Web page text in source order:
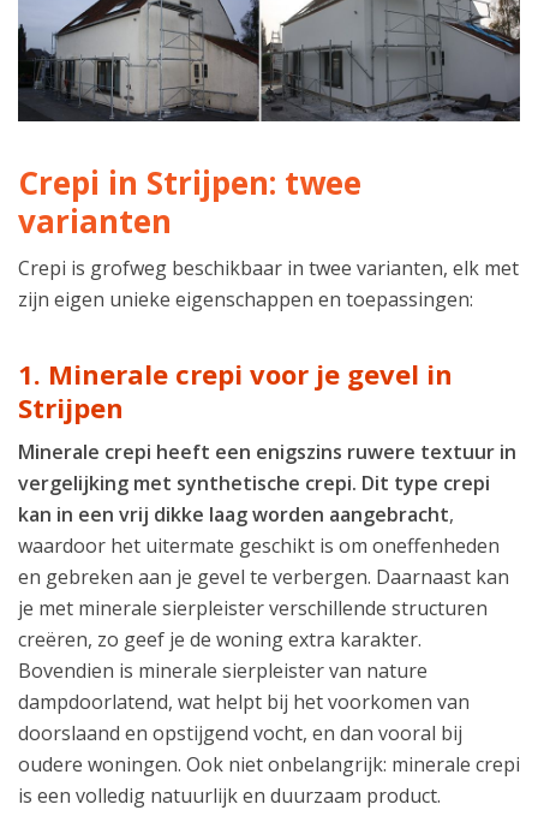
Crepi in Strijpen: twee
varianten
Crepi is grofweg beschikbaar in twee varianten, elk met
zijn eigen unieke eigenschappen en toepassingen:
1. Minerale crepi voor je gevel in
Strijpen
Minerale crepi heeft een enigszins ruwere textuur in
vergelijking met synthetische crepi. Dit type crepi
kan in een vrij dikke laag worden aangebracht,
waardoor het uitermate geschikt is om oneffenheden
en gebreken aan je gevel te verbergen. Daarnaast kan
je met minerale sierpleister verschillende structuren
creëren, zo geef je de woning extra karakter.
Bovendien is minerale sierpleister van nature
dampdoorlatend, wat helpt bij het voorkomen van
doorslaand en opstijgend vocht, en dan vooral bij
oudere woningen. Ook niet onbelangrijk: minerale crepi
is een volledig natuurlijk en duurzaam product.